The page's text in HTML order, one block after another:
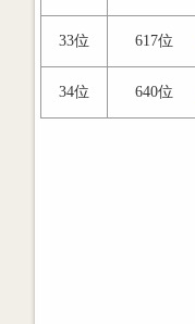
33位 617位
34位 640位